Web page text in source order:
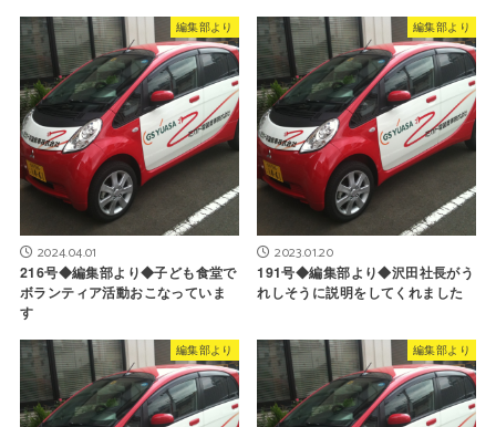
編集部より
2024.04.01
216号◆編集部より◆子ども食堂で
ボランティア活動おこなっていま
す
編集部より
2023.01.20
191号◆編集部より◆沢田社長がう
れしそうに説明をしてくれました
編集部より 編集部より